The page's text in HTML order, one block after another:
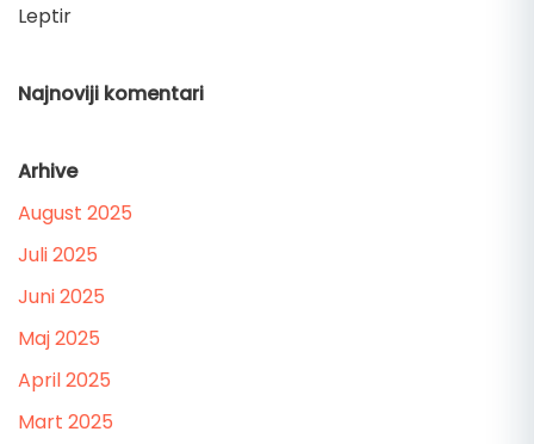
Leptir
Najnoviji komentari
Arhive
August 2025
Juli 2025
Juni 2025
Maj 2025
April 2025
Mart 2025